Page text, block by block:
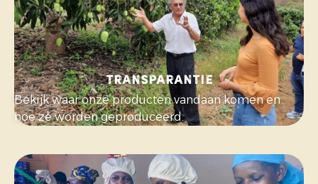
Transparantie
Bekijk waar onze producten vandaan komen en
hoe ze worden geproduceerd.